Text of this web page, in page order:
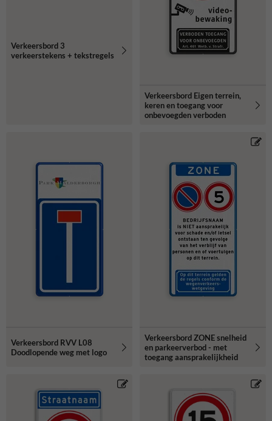
Verkeersbord 3
verkeerstekens + tekstregels
Verkeersbord Eigen terrein,
keren en toegang voor
onbevoegden verboden
Verkeersbord RVV L08
Doodlopende weg met logo
Verkeersbord ZONE snelheid
en parkeerverbod - met
toegang aansprakelijkheid